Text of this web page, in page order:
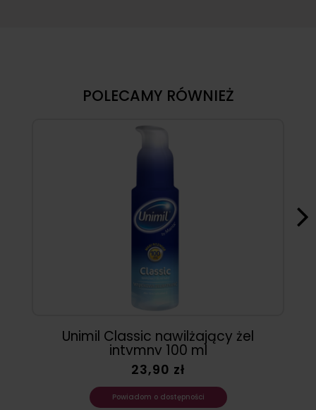
POLECAMY RÓWNIEŻ
Unimil Classic nawilżający żel
intymny 100 ml
23,90 zł
Powiadom o dostępności